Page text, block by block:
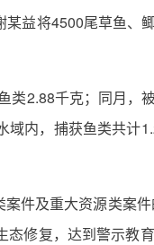
益将4500尾草鱼、
类2.88千克；同月，
内，捕获鱼类共计
件及重大资源类案
修复，达到警示教